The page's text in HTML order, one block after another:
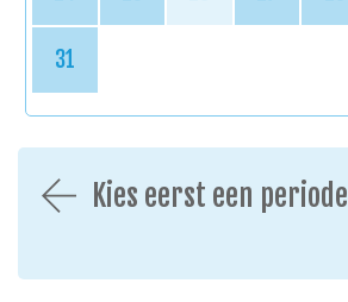
31
Kies eerst een periode